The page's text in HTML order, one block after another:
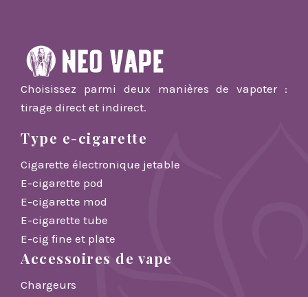
Choisissez parmi deux manières de vapoter :
tirage direct et indirect.
Type e-cigarette
Cigarette électronique jetable
E-cigarette pod
E-cigarette mod
E-cigarette tube
E-cig fine et plate
Accessoires de vape
Chargeurs